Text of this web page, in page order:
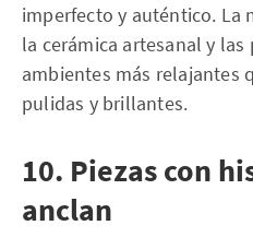
imperfecto y auténtico. La
la cerámica artesanal y
ambientes más relajantes
pulidas y brillantes.
10. Piezas con
anclan